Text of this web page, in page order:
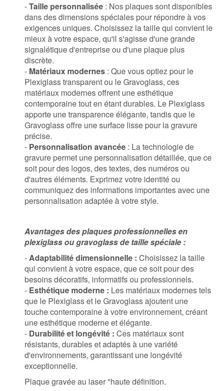
-Taille personnalisée : Nos plaques sont disponibles
dans des dimensions spéciales pour répondre à vos
exigences uniques. Choisissez la taille qui convient le
mieux à votre espace, qu'il s'agisse d'une grande
signalétique d'entreprise ou d'une plaque plus
discrète.
- Matériaux modernes : Que vous optiez pour le
Plexiglass transparent ou le Gravoglass, ces
matériaux modernes offrent une esthétique
contemporaine tout en étant durables. Le Plexiglass
apporte une transparence élégante, tandis que le
Gravoglass offre une surface lisse pour la gravure
précise.
- Personnalisation avancée : La technologie de
gravure permet une personnalisation détaillée, que ce
soit pour des logos, des textes, des numéros ou
d'autres éléments. Exprimez votre identité ou
communiquez des informations importantes avec une
personnalisation adaptée à votre style.
Avantages des plaques professionnelles en
plexiglass ou gravoglass de taille spéciale :
-Adaptabilité dimensionnelle : Choisissez la taille
qui convient à votre espace, que ce soit pour des
besoins décoratifs, informatifs ou professionnels.
- Esthétique moderne : Les matériaux modernes tels
que le Plexiglass et le Gravoglass ajoutent une
touche contemporaine à votre environnement, créant
une esthétique moderne et élégante.
- Durabilité et longévité : Ces matériaux sont
résistants, durables et adaptés à une variété
d'environnements, garantissant une longévité
exceptionnelle.
Plaque gravée au laser "haute définition.